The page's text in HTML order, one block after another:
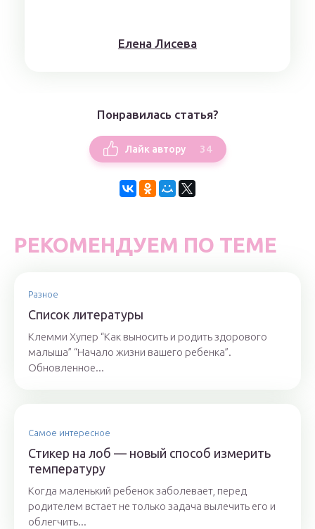
Елена Лисева
Понравилась статья?
Лайк автору 34
РЕКОМЕНДУЕМ ПО ТЕМЕ
Разное
Список литературы
Клемми Хупер “Как выносить и родить здорового
малыша” “Начало жизни вашего ребенка”.
Обновленное...
Самое интересное
Стикер на лоб — новый способ измерить
температуру
Когда маленький ребенок заболевает, перед
родителем встает не только задача вылечить его и
облегчить...